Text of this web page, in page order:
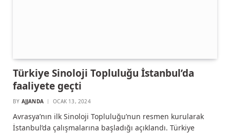
Türkiye Sinoloji Topluluğu İstanbul’da
faaliyete geçti
BY AJJANDA OCAK 13, 2024
Avrasya’nın ilk Sinoloji Topluluğu’nun resmen kurularak
İstanbul’da çalışmalarına başladığı açıklandı. Türkiye